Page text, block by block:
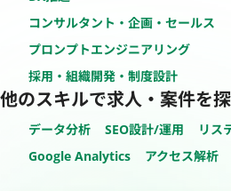
コンサルタント・企画・セールス
プロンプトエンジニアリング
採用・組織開発・制度設計
他のスキルで求人・案件を
データ分析 SEO設計/運用
リス
Google Analytics
アクセス解析